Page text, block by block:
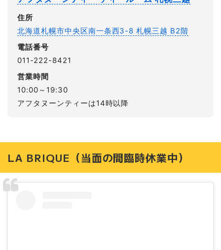
住所
北海道札幌市中央区南一条西3-8 札幌三越 B2階
電話番号
011-222-8421
営業時間
10:00～19:30
アフタヌーンティーは14時以降
LA BRIQUE（当面の間臨時休業中）